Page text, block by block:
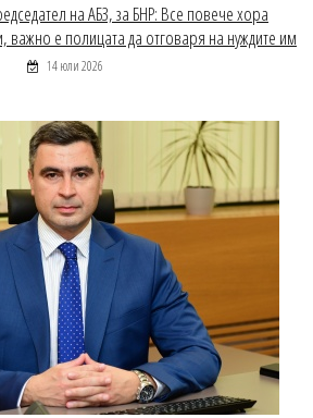
на АБЗ, за БНР: Все повече хора
важно е полицата да отговаря на нуждите им
14 юли 2026